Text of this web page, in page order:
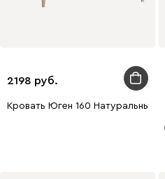
2198
Кровать Юген 160 Натуральный